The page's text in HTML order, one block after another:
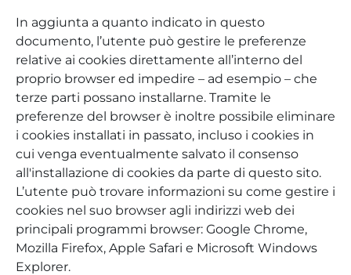
In aggiunta a quanto indicato in questo
documento, l’utente può gestire le preferenze
relative ai cookies direttamente all’interno del
proprio browser ed impedire – ad esempio – che
terze parti possano installarne. Tramite le
preferenze del browser è inoltre possibile eliminare
i cookies installati in passato, incluso i cookies in
cui venga eventualmente salvato il consenso
all'installazione di cookies da parte di questo sito.
L’utente può trovare informazioni su come gestire i
cookies nel suo browser agli indirizzi web dei
principali programmi browser: Google Chrome,
Mozilla Firefox, Apple Safari e Microsoft Windows
Explorer.